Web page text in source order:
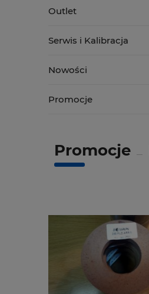
Outlet
Serwis i Kalibracja
Nowości
Promocje
Promocje